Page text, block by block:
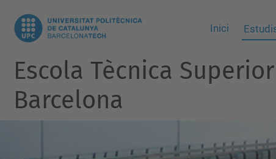
Inici
Escola Tècnica
Barcelona